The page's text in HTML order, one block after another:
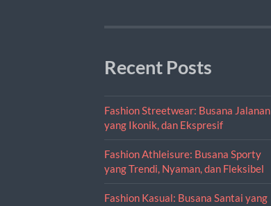
Recent Posts
Fashion Streetwear: Busana Jalanan
yang Ikonik, dan Ekspresif
Fashion Athleisure: Busana Sporty
yang Trendi, Nyaman, dan Fleksibel
Fashion Kasual: Busana Santai yang